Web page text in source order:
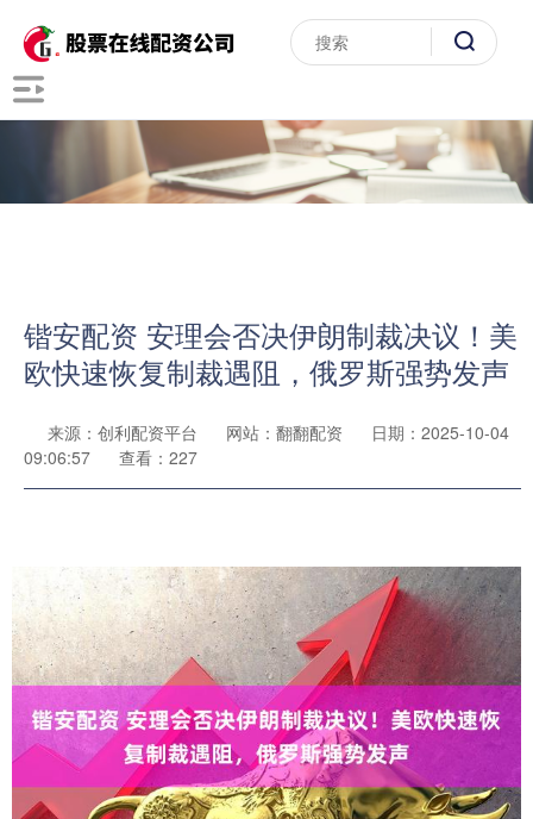
锴安配资 安理会否决伊朗制裁决议！美
欧快速恢复制裁遇阻，俄罗斯强势发声
来源：创利配资平台 网站：翻翻配资
日期：2025-10-04
09:06:57
查看：227